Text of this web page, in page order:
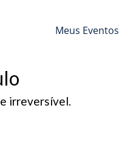
Meus Eventos
irreversível.